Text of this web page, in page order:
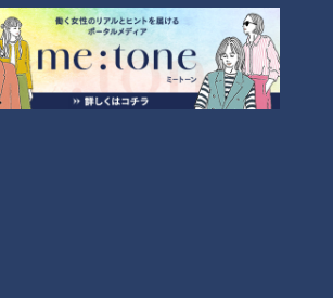
怪しい！
ナビラタケ」。味にクセがなく歯ごたえ抜
。そして、もっと珍しいのは「クロアワビ